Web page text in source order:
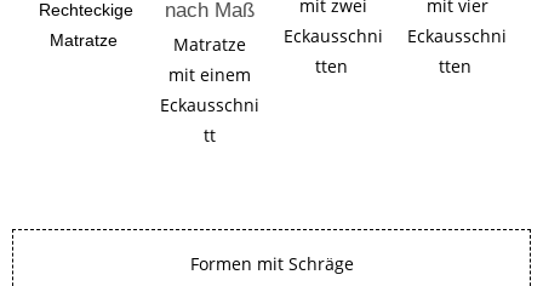
Formen mit Schräge
Rechteckige
Matratze
Matratze
mit einem
Eckausschni
tt
mit zwei
Eckausschni
tten
mit vier
Eckausschni
tten